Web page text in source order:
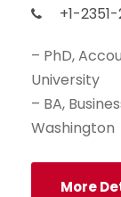
+1-
– PhD,
University
– BA,
Washington
More